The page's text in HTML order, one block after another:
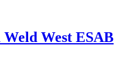
West ESAB